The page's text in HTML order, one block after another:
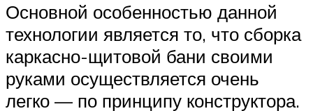
Основной особенностью данной
технологии является то, что сборка
каркасно-щитовой бани своими
руками осуществляется очень
легко — по принципу конструктора.